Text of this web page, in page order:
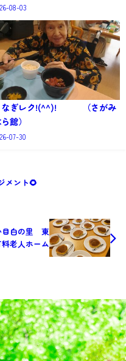
08-03
なぎレク!(^^)! （さがみ
館）
07-30
メント🌻
目白の里 東
老人ホーム